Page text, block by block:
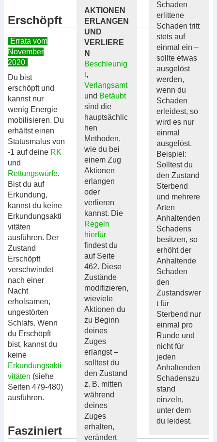
Schaden
erlittene
Schaden tritt
stets auf
einmal ein –
sollte etwas
ausgelöst
werden,
wenn du
Schaden
erleidest, so
wird es nur
einmal
ausgelöst.
Beispiel:
Solltest du
den Zustand
Sterbend
und mehrere
Arten
Anhaltenden
Schadens
besitzen, so
erhöht der
Anhaltende
Schaden
den
Zustandswer
t für
Sterbend nur
einmal pro
Runde und
nicht für
jeden
Anhaltenden
Schadenszu
stand
einzeln,
unter dem
du leidest.
AKTIONEN
ERLANGEN
UND
VERLIERE
N
Beschleunig
t,
Verlangsamt
und Betäubt
sind die
hauptsächlic
hen
Methoden,
wie du bei
einem Zug
Aktionen
erlangen
oder
verlieren
kannst. Die
Regeln
hierfür
findest du
auf Seite
462. Diese
Zustände
modifizieren,
wieviele
Aktionen du
zu Beginn
deines
Zuges
erlangst –
solltest du
den Zustand
z. B. mitten
während
deines
Zuges
erhalten,
verändert
Erschöpft
Errata vom
November
2020
Du bist
erschöpft und
kannst nur
wenig Energie
mobilisieren. Du
erhältst einen
Statusmalus von
-1 auf deine RK
und
Rettungswürfe.
Bist du auf
Erkundung,
kannst du keine
Erkundungsakti
vitäten
ausführen. Der
Zustand
Erschöpft
verschwindet
nach einer
Nacht
erholsamen,
ungestörten
Schlafs. Wenn
du Erschöpft
bist, kannst du
keine
Erkundungsakti
vitäten (siehe
Seiten 479-480)
ausführen.
Fasziniert